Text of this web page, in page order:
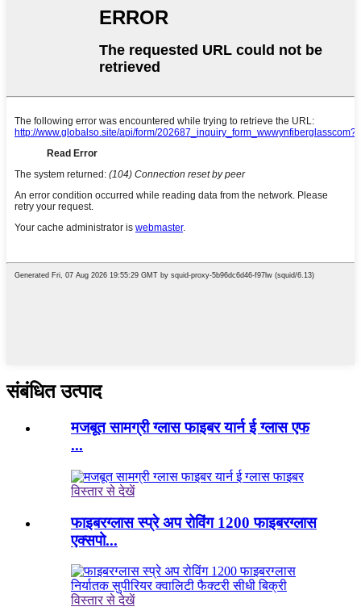
संबंधित उत्पाद
मजबूत सामग्री ग्लास फाइबर यार्न ई ग्लास एफ
...
विस्तार से देखें
फाइबरग्लास स्प्रे अप रोविंग 1200 फाइबरग्लास
एक्सपो...
विस्तार से देखें